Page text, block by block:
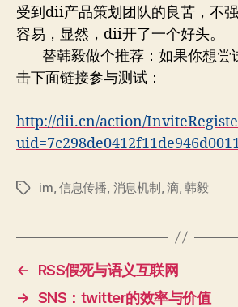
受到dii产品策划团队的良苦，不
容易，显然，dii开了一个好头。
替韩毅做个推荐：如果你想尝
击下面链接参与测试：
http://dii.cn/action/
标
im 信息传播 消息机制 滴,韩毅
←
RSS假死与语义互联网
→ SNS：twitter的效率与价值